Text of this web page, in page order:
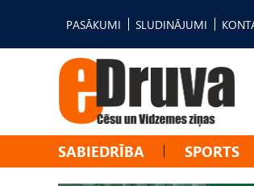
PASĀKUMI SLUDINĀJUMI
SABIEDRĪBA SPORTS